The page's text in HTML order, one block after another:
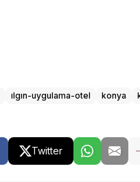
ılgın-uygulama-otel konya
Twitter